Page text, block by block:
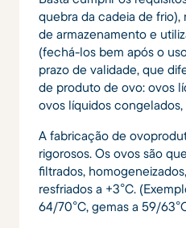
quebra da cadeia de
de armazenamento e
(fechá-los bem após o
prazo de validade, que
de produto de ovo: ovos
ovos líquidos
A fabricação de
rigorosos. Os ovos são
filtrados,
resfriados a +3°C.
64/70°C, gemas a 59/